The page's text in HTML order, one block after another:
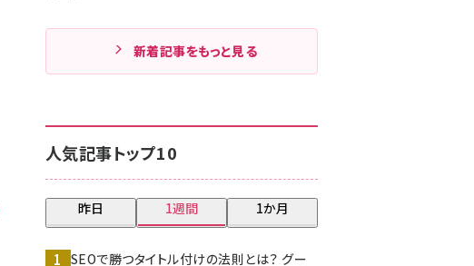
新着記事をもっと見る
人気記事トップ10
昨日 1週間 1か月
SEOで勝つタイトル付けの法則とは？ グー